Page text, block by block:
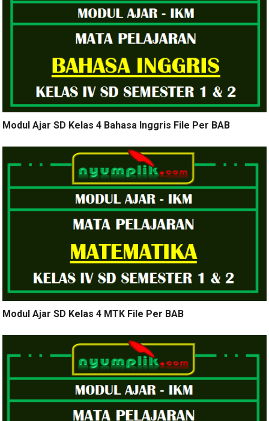
Modul Ajar SD Kelas 4 Bahasa Inggris File Per BAB
Modul Ajar SD Kelas 4 MTK File Per BAB